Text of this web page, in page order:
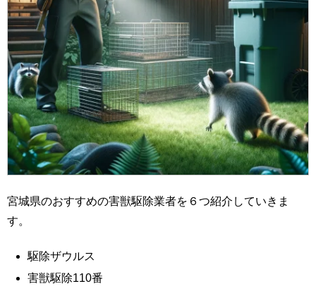
宮城県のおすすめの害獣駆除業者を６つ紹介していきま
す。
駆除ザウルス
害獣駆除110番